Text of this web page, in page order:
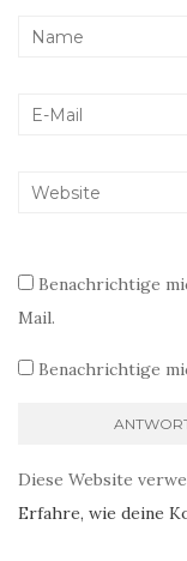
Benachrichtige
Mail.
Benachrichtige
Diese Website
Erfahre, wie deine